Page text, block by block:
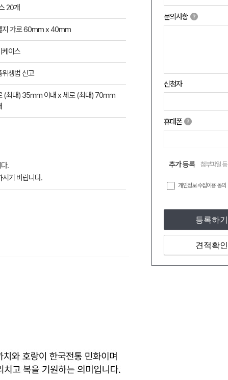
문의사항
신청자
휴대폰
추가 등록 첨부파일 등
개인정보 수집이용 동의
등록하기
견적확인
20개
지 가로 60mm x 40mm
케이스
위생법 신고
(최대) 35mm 이내 x 세로 (최대) 70mm
.
시기 바랍니다.